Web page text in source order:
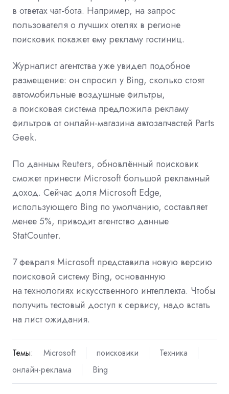
в ответах чат-бота. Например, на запрос
пользователя о лучших отелях в регионе
поисковик покажет ему рекламу гостиниц.
Журналист агентства уже увидел подобное
размещение: он спросил у Bing, сколько стоят
автомобильные воздушные фильтры,
а поисковая система предложила рекламу
фильтров от онлайн-магазина автозапчастей Parts
Geek.
По данным Reuters, обновлённый поисковик
сможет принести Microsoft большой рекламный
доход. Сейчас доля Microsoft Edge,
использующего Bing по умолчанию, составляет
менее 5%, приводит агентство данные
StatCounter.
7 февраля Microsoft представила новую версию
поисковой систему Bing, основанную
на технологиях искусственного интеллекта. Чтобы
получить тестовый доступ к сервису, надо встать
на лист ожидания.
Темы: Microsoft поисковики
Техника
онлайн-реклама
Bing